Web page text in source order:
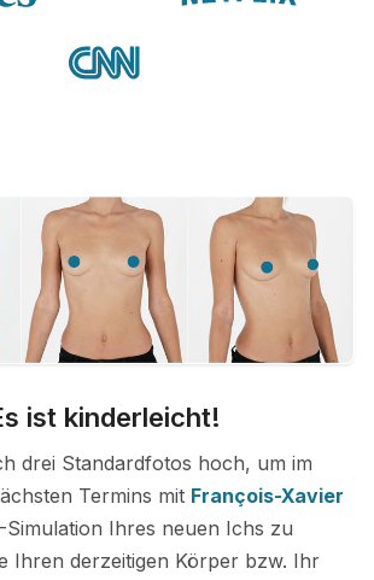
ist kinderleicht!
drei Standardfotos hoch, um im
Termins mit François-Xavier
Simulation Ihres neuen Ichs zu
Ihren derzeitigen Körper bzw. Ihr